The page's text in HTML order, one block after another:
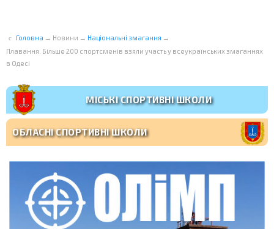
Головна → Новини → Національні змагання →
Плавання. Більше 200 спортсменів взяли участь у всеукраїнських змаганнях
в Одесі
МІСЬКІ СПОРТИВНІ ШКОЛИ
ОБЛАСНІ СПОРТИВНІ ШКОЛИ